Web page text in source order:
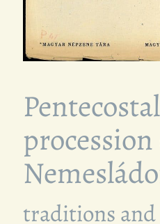
traditions and